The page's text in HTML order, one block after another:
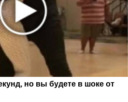
но вы будете в шоке от